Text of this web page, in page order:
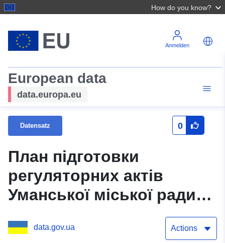
How do you know?
Anmelden
European data
data.europa.eu
Datensatz 0
План підготовки
регуляторних актів
Уманської міської ради
комітету
data.gov.ua Actions